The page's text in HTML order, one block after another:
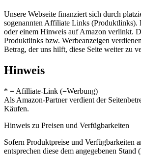
Unsere Webseite finanziert sich durch
sogenannten Affiliate Links (Produktlinks).
oder einem Hinweis auf Amazon verlinkt.
Produktlinks bzw. Werbeanzeigen
Betrag, der uns hilft, diese Seite weiter zu
Hinweis
* = Afilliate-Link (=Werbung)
Als Amazon-Partner verdient der
Käufen.
Hinweis zu Preisen und Verfügbarkeiten
Sofern Produktpreise und Verfügbarkeiten
entsprechen diese dem angegebenen